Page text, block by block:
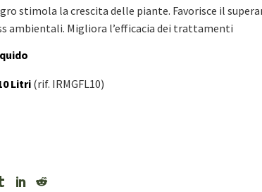
stimola la crescita delle piante. Favorisce il
ambientali. Migliora l’efficacia dei trattamenti
Litri (rif. IRMGFL10)